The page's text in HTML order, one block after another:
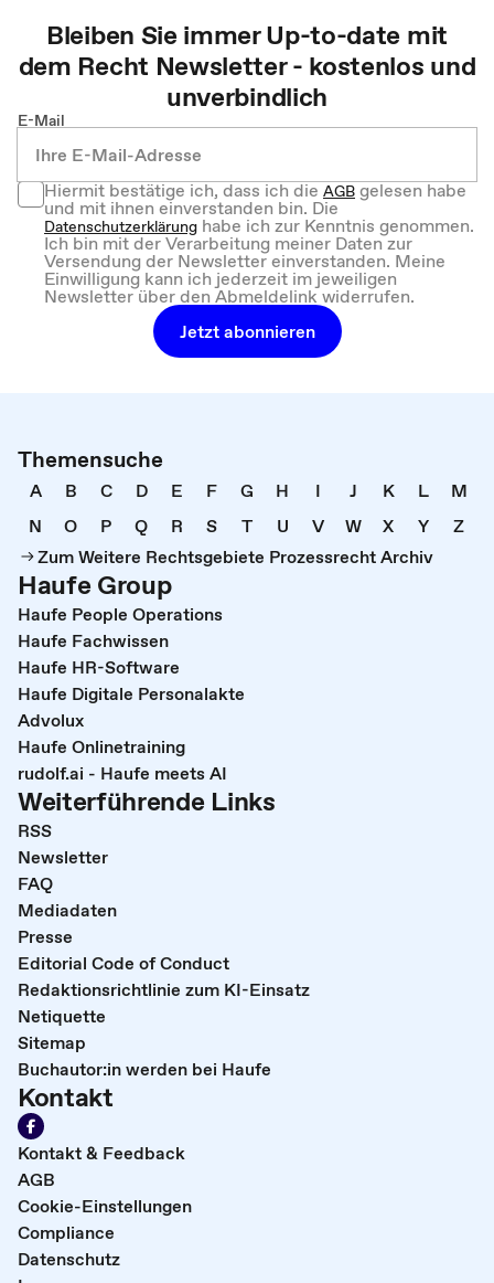
Bleiben Sie immer Up-to-date mit
dem Recht Newsletter - kostenlos und
unverbindlich
E-Mail
Hiermit bestätige ich, dass ich dieAGBgelesen habe
und mit ihnen einverstanden bin. Die
Datenschutzerklärung habe ich zur Kenntnis genommen.
Ich bin mit der Verarbeitung meiner Daten zur
Versendung der Newsletter einverstanden. Meine
Einwilligung kann ich jederzeit im jeweiligen
Newsletter über den Abmeldelink widerrufen.
Jetzt abonnieren
Themensuche
A B C D E F G H I J K L
M
N
O P Q R S T U V W X Y
Z
Zum Weitere Rechtsgebiete Prozessrecht Archiv
Haufe Group
Haufe People Operations
Haufe Fachwissen
Haufe HR-Software
Haufe Digitale Personalakte
Advolux
Haufe Onlinetraining
rudolf.ai - Haufe meets AI
Weiterführende Links
RSS
Newsletter
FAQ
Mediadaten
Presse
Editorial Code of Conduct
Redaktionsrichtlinie zum KI-Einsatz
Netiquette
Sitemap
Buchautor:in werden bei Haufe
Kontakt
Kontakt & Feedback
AGB
Cookie-Einstellungen
Compliance
Datenschutz